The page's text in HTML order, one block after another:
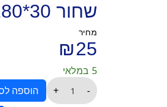
שחור 30*180 ס"מ
מחיר
₪25
5 במלאי
-
כמות
+ הוספה